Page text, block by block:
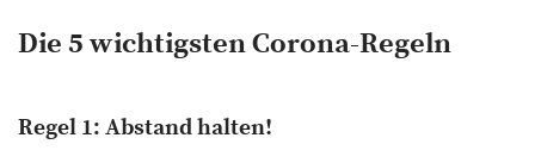
Die 5 wichtigsten Corona-Regeln
Regel 1: Abstand halten!